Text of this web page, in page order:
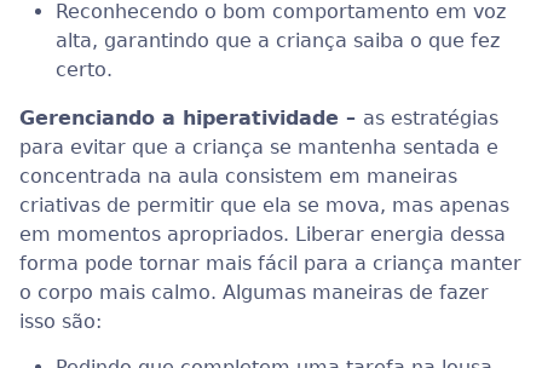
Reconhecendo o bom comportamento em voz
alta, garantindo que a criança saiba o que fez
certo.
Gerenciando a hiperatividade – as estratégias
para evitar que a criança se mantenha sentada e
concentrada na aula consistem em maneiras
criativas de permitir que ela se mova, mas apenas
em momentos apropriados. Liberar energia dessa
forma pode tornar mais fácil para a criança manter
o corpo mais calmo. Algumas maneiras de fazer
isso são: